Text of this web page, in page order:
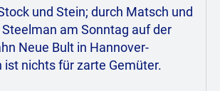
und Stein; durch Matsch und
am Sonntag auf der
Neue Bult in Hannover-
ist nichts für zarte Gemüter.